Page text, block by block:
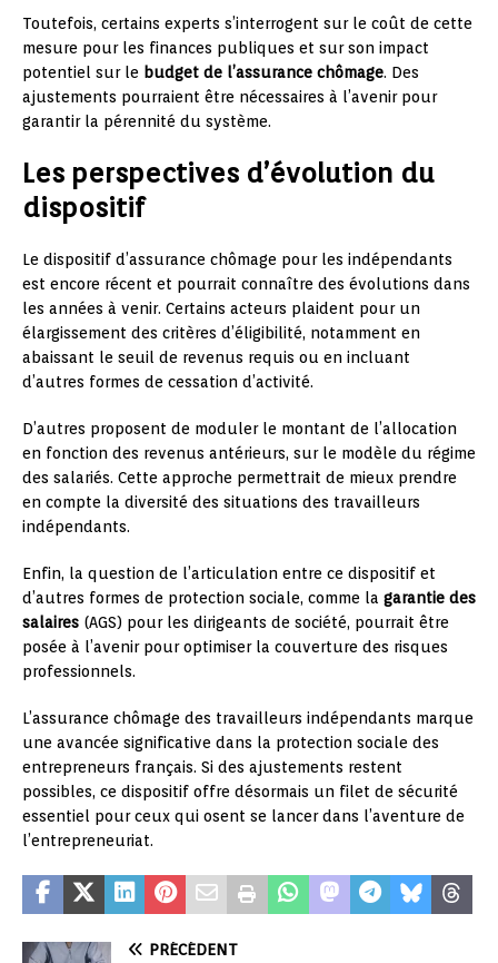
Toutefois, certains experts s’interrogent sur le coût de cette
mesure pour les finances publiques et sur son impact
potentiel sur le budget de l’assurance chômage. Des
ajustements pourraient être nécessaires à l’avenir pour
garantir la pérennité du système.
Les perspectives d’évolution du
dispositif
Le dispositif d’assurance chômage pour les indépendants
est encore récent et pourrait connaître des évolutions dans
les années à venir. Certains acteurs plaident pour un
élargissement des critères d’éligibilité, notamment en
abaissant le seuil de revenus requis ou en incluant
d’autres formes de cessation d’activité.
D’autres proposent de moduler le montant de l’allocation
en fonction des revenus antérieurs, sur le modèle du régime
des salariés. Cette approche permettrait de mieux prendre
en compte la diversité des situations des travailleurs
indépendants.
Enfin, la question de l’articulation entre ce dispositif et
d’autres formes de protection sociale, comme la garantie des
salaires (AGS) pour les dirigeants de société, pourrait être
posée à l’avenir pour optimiser la couverture des risques
professionnels.
L’assurance chômage des travailleurs indépendants marque
une avancée significative dans la protection sociale des
entrepreneurs français. Si des ajustements restent
possibles, ce dispositif offre désormais un filet de sécurité
essentiel pour ceux qui osent se lancer dans l’aventure de
l’entrepreneuriat.
PRÉCÉDENT